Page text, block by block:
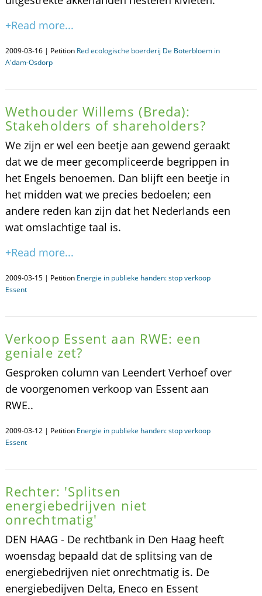
+Read more...
2009-03-16 | Petition Red ecologische boerderij De Boterbloem in
A'dam-Osdorp
Wethouder Willems (Breda):
Stakeholders of shareholders?
We zijn er wel een beetje aan gewend geraakt
dat we de meer gecompliceerde begrippen in
het Engels benoemen. Dan blijft een beetje in
het midden wat we precies bedoelen; een
andere reden kan zijn dat het Nederlands een
wat omslachtige taal is.
+Read more...
2009-03-15 | Petition Energie in publieke handen: stop verkoop
Essent
Verkoop Essent aan RWE: een
geniale zet?
Gesproken column van Leendert Verhoef over
de voorgenomen verkoop van Essent aan
RWE..
2009-03-12 | Petition Energie in publieke handen: stop verkoop
Essent
Rechter: 'Splitsen
energiebedrijven niet
onrechtmatig'
DEN HAAG - De rechtbank in Den Haag heeft
woensdag bepaald dat de splitsing van de
energiebedrijven niet onrechtmatig is. De
energiebedijven Delta, Eneco en Essent